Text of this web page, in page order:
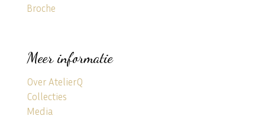
Broche
Meer informatie
Over AtelierQ
Collecties
Media